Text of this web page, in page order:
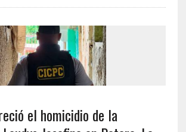
el homicidio de la